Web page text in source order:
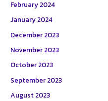
February 2024
January 2024
December 2023
November 2023
October 2023
September 2023
August 2023